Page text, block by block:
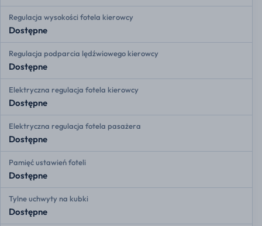
Regulacja wysokości fotela kierowcy
Dostępne
Regulacja podparcia lędźwiowego kierowcy
Dostępne
Elektryczna regulacja fotela kierowcy
Dostępne
Elektryczna regulacja fotela pasażera
Dostępne
Pamięć ustawień foteli
Dostępne
Tylne uchwyty na kubki
Dostępne